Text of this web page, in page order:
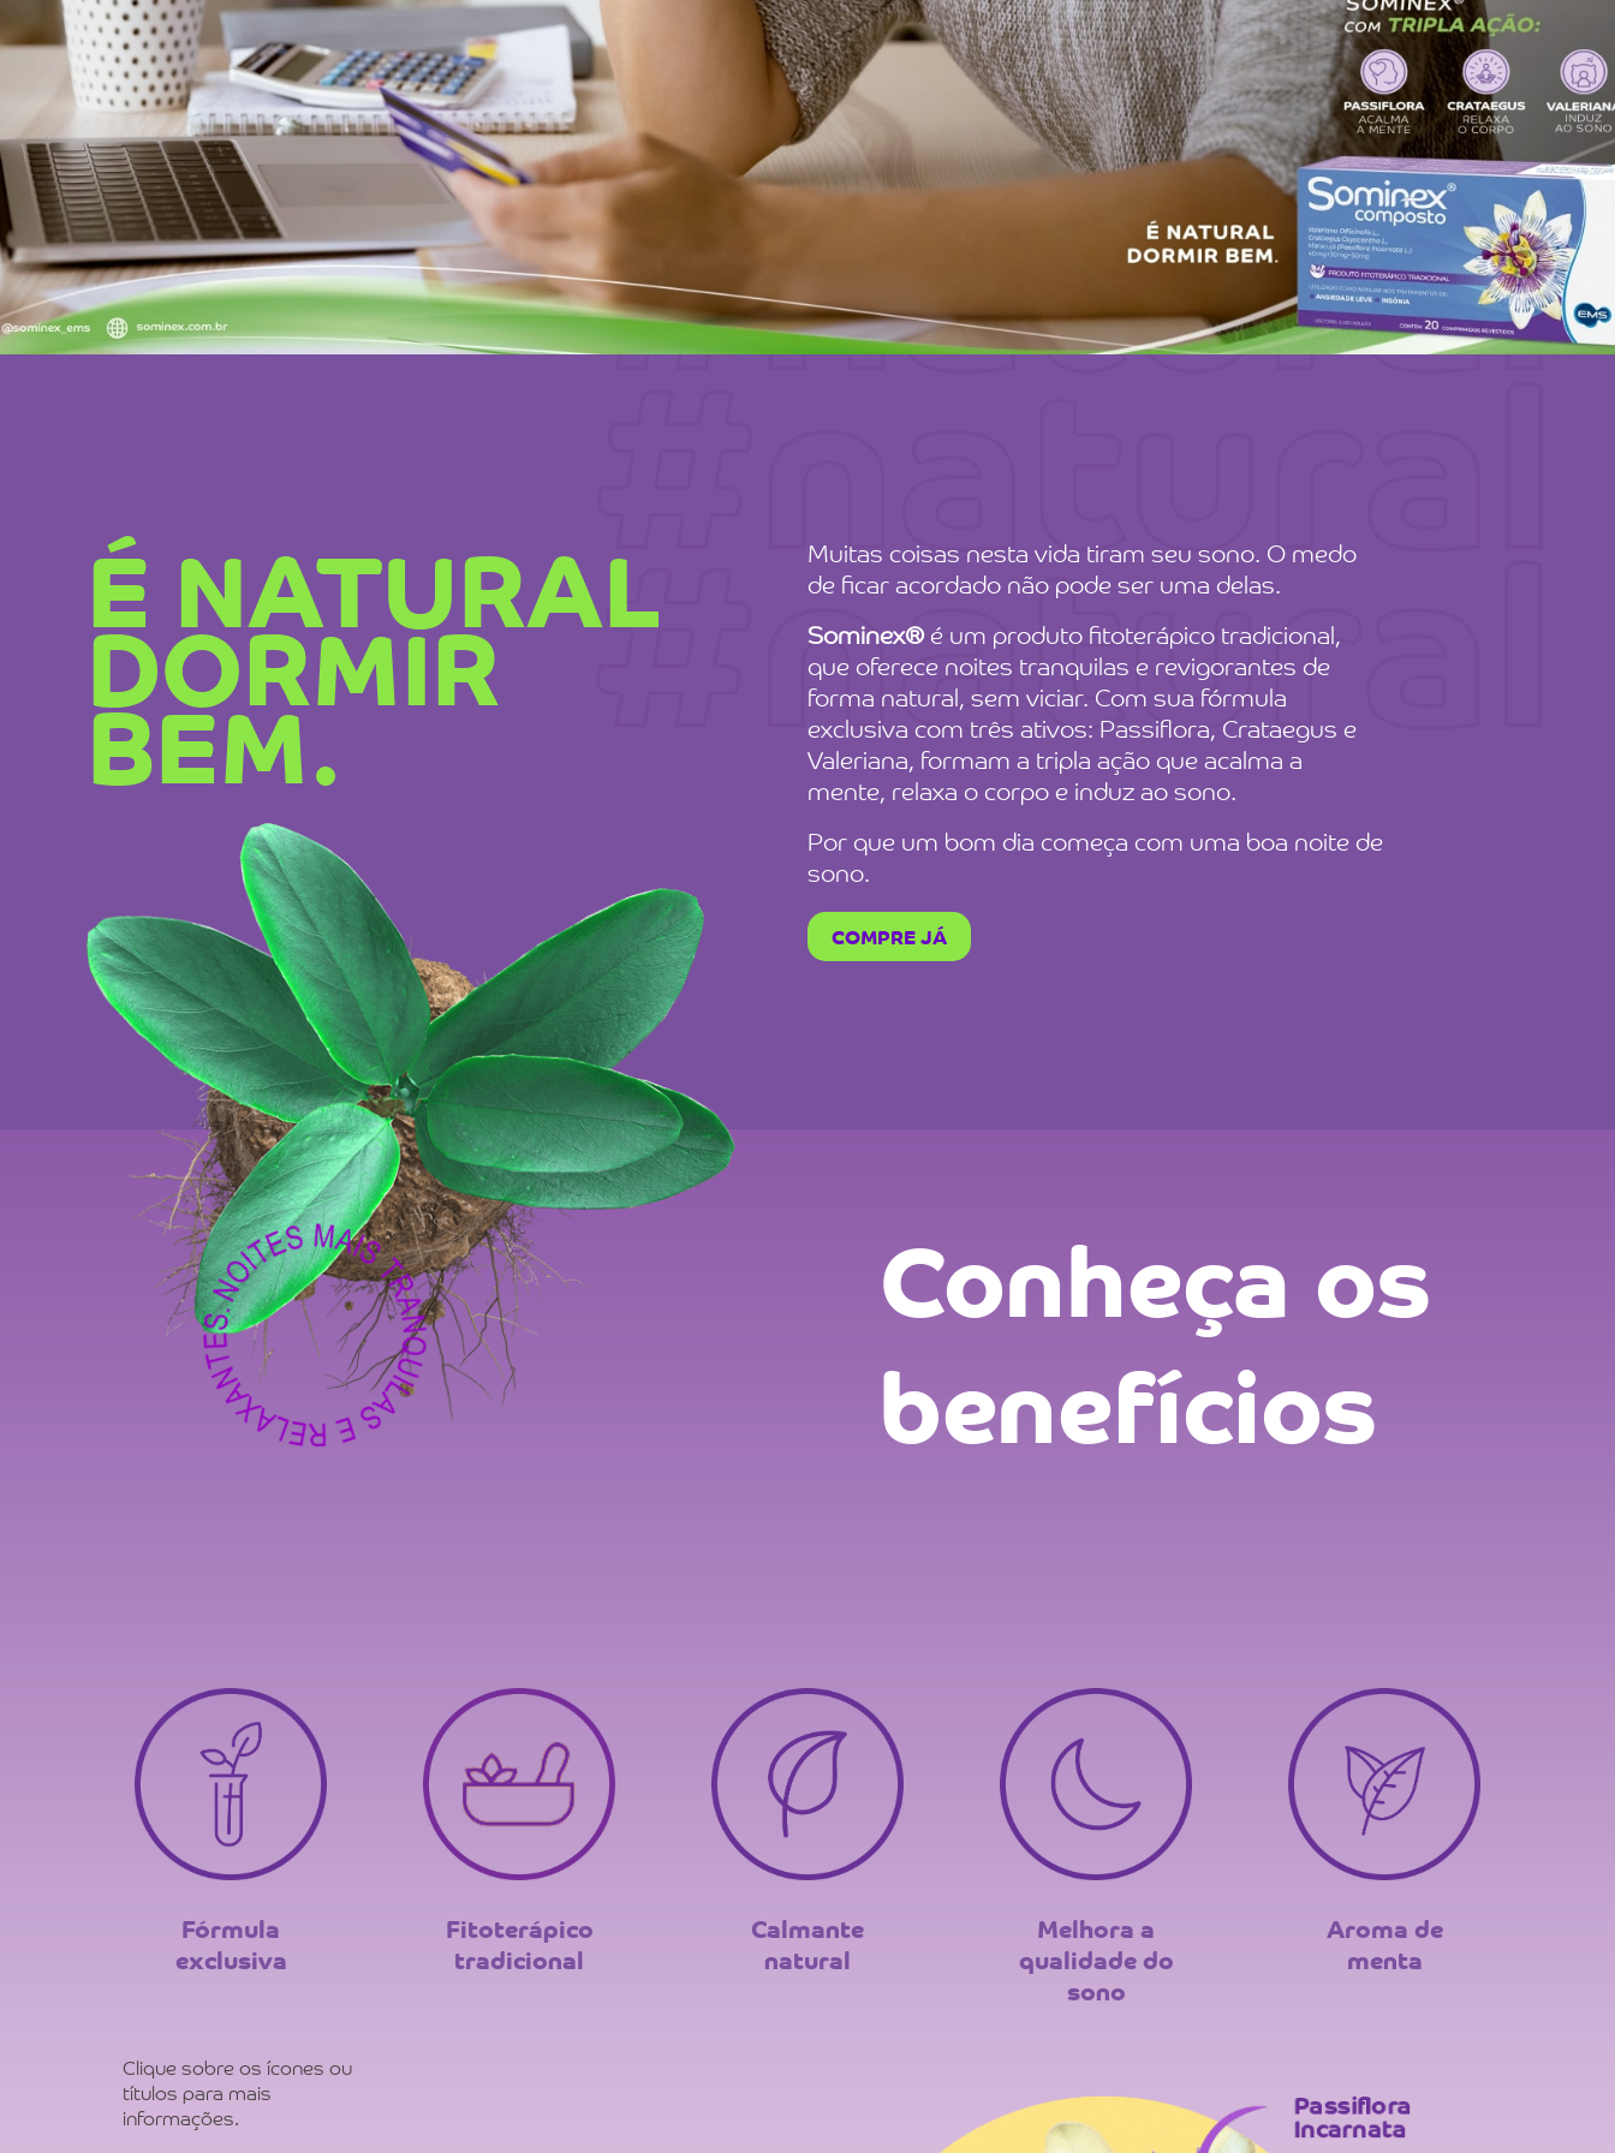
É NATURAL
DORMIR
BEM.
Muitas coisas nesta vida tiram seu sono. O medo
de ficar acordado não pode ser uma delas.
Sominex® é um produto fitoterápico tradicional,
que oferece noites tranquilas e revigorantes de
forma natural, sem viciar. Com sua fórmula
exclusiva com três ativos: Passiflora, Crataegus e
Valeriana, formam a tripla ação que acalma a
mente, relaxa o corpo e induz ao sono.
Por que um bom dia começa com uma boa noite de
sono.
COMPRE JÁ
Conheça os
benefícios
Fórmula
exclusiva
Fitoterápico
tradicional
Calmante
natural
Melhora a
qualidade do
sono
Aroma de
menta
Clique sobre os ícones ou
títulos para mais
informações.